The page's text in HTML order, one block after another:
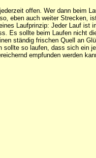
offen. Wer dann beim
eben auch weiter Strecken,
Laufprinzip: Jeder Lauf ist
Es sollte beim Laufen nicht
ständig frischen Quell an
so laufen, dass sich ein
empfunden werden